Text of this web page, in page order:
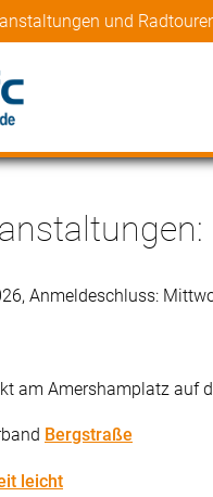
und
Anmeldeschluss:
am Amershamplatz auf
Bergstraße
leicht